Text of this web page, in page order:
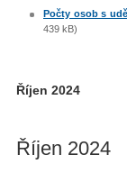
Počty osob s
439 kB)
Říjen 2024
Říjen 2024